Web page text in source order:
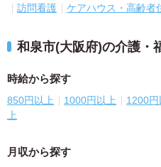
訪問看護
ケアハウス・高齢者
和泉市(大阪府)の介護・
時給から探す
850円以上 1000円以上 1200円
上
月収から探す